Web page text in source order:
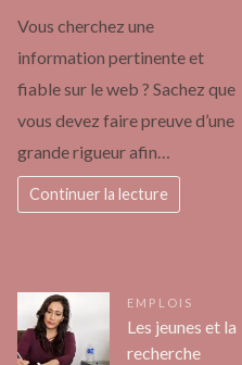
Vous cherchez une
information pertinente et
fiable sur le web ? Sachez que
vous devez faire preuve d’une
grande rigueur afin…
Continuer la lecture
EMPLOIS
Les jeunes et la
recherche